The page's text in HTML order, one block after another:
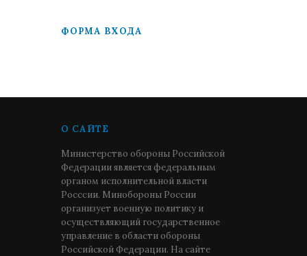
ФОРМА ВХОДА
О САЙТЕ
Министерство обороны Российской
Федерации является федеральным
органом исполнительной власти
Росссии. Минобороны России
организует военную политику и
осуществляющий государственное
управление в области обороны
Российской Федерации. На сайте